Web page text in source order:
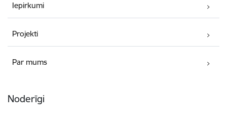
Iepirkumi
Projekti
Par mums
Noderīgi